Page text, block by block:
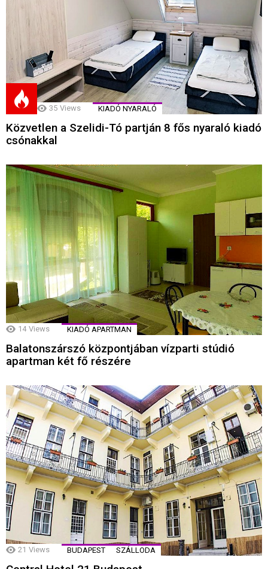
35 Views KIADÓ NYARALÓ
Közvetlen a Szelidi-Tó partján 8 fős nyaraló kiadó
csónakkal
14 Views KIADÓ APARTMAN
Balatonszárszó központjában vízparti stúdió
apartman két fő részére
21 Views BUDAPEST SZÁLLODA